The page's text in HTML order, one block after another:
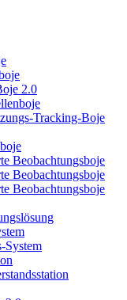
2.0
Tracking-Boje
Beobachtungsboje
Beobachtungsboje
Beobachtungsboje
System